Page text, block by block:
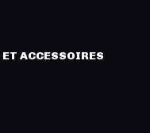
ACCESSOIRES